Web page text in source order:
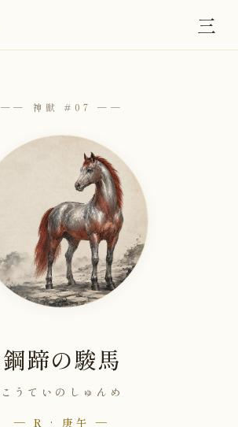
三
── 神獣 #07 ──
鋼蹄の駿馬
こうていのしゅんめ
— R · 庚午 —